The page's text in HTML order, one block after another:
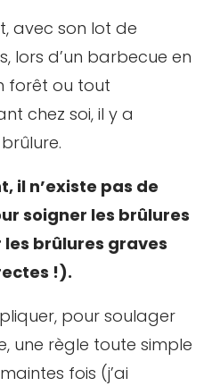
avec son lot de
lors d’un barbecue en
forêt ou tout
chez soi, il y a
il n’existe pas de
soigner les brûlures
brûlures graves
!).
pour soulager
une règle toute simple
fois (j’ai